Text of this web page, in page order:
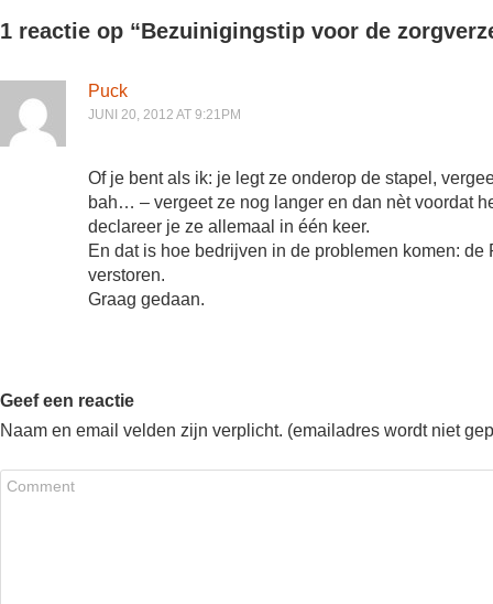
1 reactie op “Bezuinigingstip voor de
Puck
JUNI 20, 2012 AT 9:21PM
Of je bent als ik: je legt ze onderop de stapel,
bah… – vergeet ze nog langer en dan nèt voordat
declareer je ze allemaal in één keer.
En dat is hoe bedrijven in de problemen komen:
verstoren.
Graag gedaan.
Geef een reactie
Naam en email velden zijn verplicht. (emailadres wordt niet